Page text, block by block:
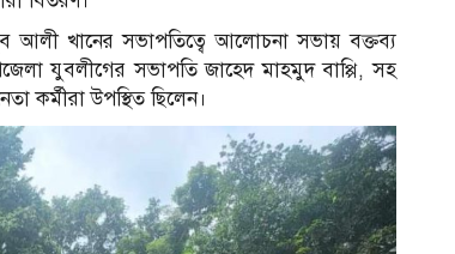
আলী খানের সভাপতিত্বে আলোচনা সভায় বক্তব্য
যুবলীগের সভাপতি জাহেদ মাহমুদ বাপ্পি, সহ
কর্মীরা উপস্থিত ছিলেন।